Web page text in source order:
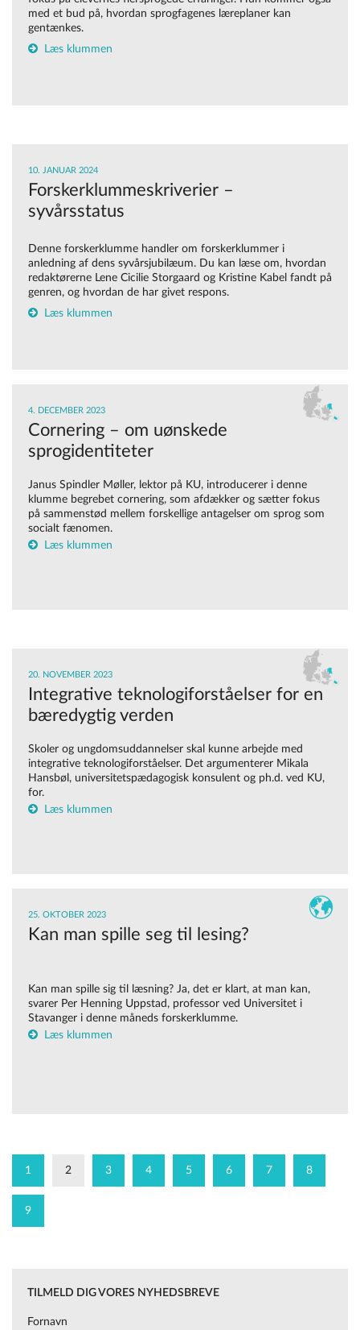
med et bud på, hvordan sprogfagenes læreplaner kan
gentænkes.
Læs klummen
10. JANUAR 2024
Forskerklummeskriverier –
syvårsstatus
Denne forskerklumme handler om forskerklummer i
anledning af dens syvårsjubilæum. Du kan læse om, hvordan
redaktørerne Lene Cicilie Storgaard og Kristine Kabel fandt på
genren, og hvordan de har givet respons.
Læs klummen
4. DECEMBER 2023
Cornering – om uønskede
sprogidentiteter
Janus Spindler Møller, lektor på KU, introducerer i denne
klumme begrebet cornering, som afdækker og sætter fokus
på sammenstød mellem forskellige antagelser om sprog som
socialt fænomen.
Læs klummen
20. NOVEMBER 2023
Integrative teknologiforståelser for en
bæredygtig verden
Skoler og ungdomsuddannelser skal kunne arbejde med
integrative teknologiforståelser. Det argumenterer Mikala
Hansbøl, universitetspædagogisk konsulent og ph.d. ved KU,
for.
Læs klummen
25. OKTOBER 2023
Kan man spille seg til lesing?
Kan man spille sig til læsning? Ja, det er klart, at man kan,
svarer Per Henning Uppstad, professor ved Universitet i
Stavanger i denne måneds forskerklumme.
Læs klummen
1 2 3 4 5 6 7 8
9
TILMELD DIG VORES NYHEDSBREVE
Fornavn